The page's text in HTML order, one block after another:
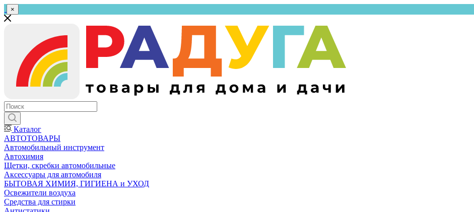
×
Каталог
АВТОТОВАРЫ
Автомобильный инструмент
Автохимия
Щетки, скребки автомобильные
Аксессуары для автомобиля
БЫТОВАЯ ХИМИЯ, ГИГИЕНА и УХОД
Освежители воздуха
Средства для стирки